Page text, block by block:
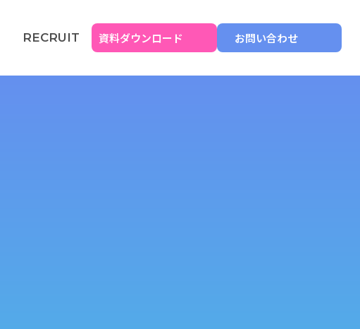
RECRUIT 資料ダウンロード お問い合わせ